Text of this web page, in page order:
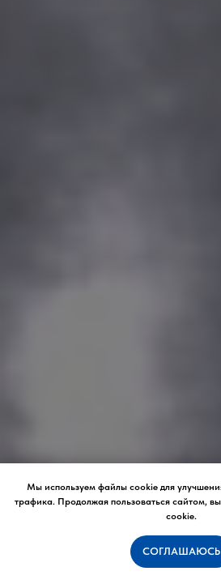
Мы используем файлы cookie для
трафика. Продолжая пользоваться сайтом,
cookie.
СОГЛАШАЮСЬ